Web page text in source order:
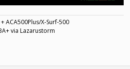
ACA500Plus/X-Surf-500
via Lazarustorm